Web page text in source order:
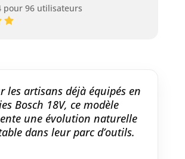
pour 96 utilisateurs
les artisans déjà équipés en
Bosch 18V, ce modèle
une évolution naturelle
dans leur parc d’outils.